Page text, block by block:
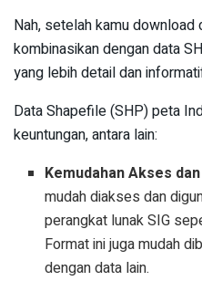
Nah, setelah kamu download
kombinasikan dengan data
yang lebih detail dan
Data Shapefile (SHP) peta
keuntungan, antara lain:
Kemudahan Akses
mudah diakses dan
perangkat lunak SIG
Format ini juga mudah
dengan data lain.